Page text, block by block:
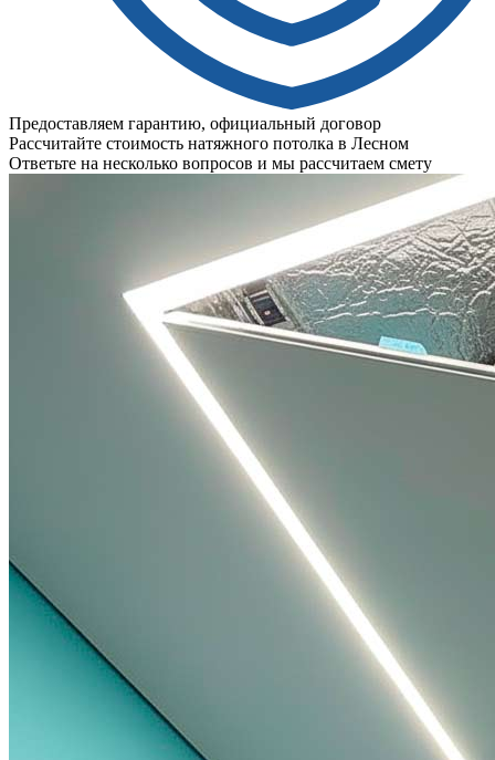
Предоставляем гарантию, официальный договор
Рассчитайте стоимость натяжного потолка в Лесном
Ответьте на несколько вопросов и мы рассчитаем смету